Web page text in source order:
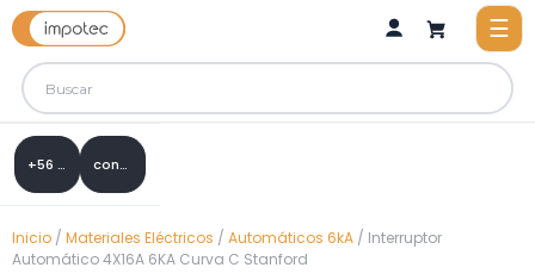
+56 9 8288 0307 contacto@impotec.cl
Inicio / Materiales Eléctricos / Automáticos 6kA / Interruptor
Automático 4X16A 6KA Curva C Stanford